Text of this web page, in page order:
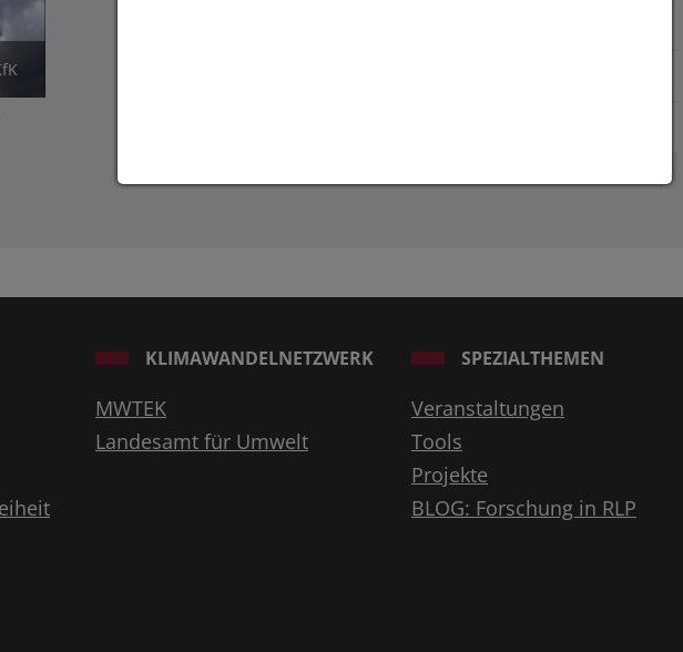
KLIMAWANDELNETZWERK
MWTEK
Landesamt für Umwelt
SPEZIALTHEMEN
Veranstaltungen
Tools
Projekte
BLOG: Forschung in RLP